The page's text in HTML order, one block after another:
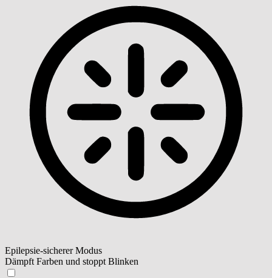
Epilepsie-sicherer Modus
Dämpft Farben und stoppt Blinken